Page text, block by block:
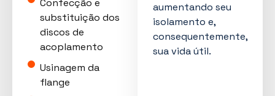
Confecção e
substituição dos
discos de
acoplamento
Usinagem da
flange
aumentando seu
isolamento e,
consequentemente,
sua vida útil.